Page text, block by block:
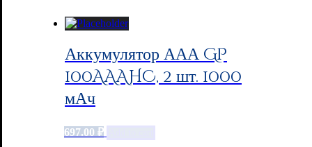
Аккумулятор ААА GP
100AAAHC, 2 шт. 1000
мАч
697.00 ₽